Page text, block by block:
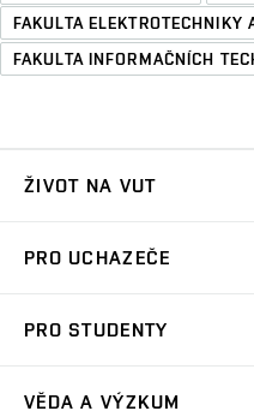
FAKULTA
FAKULTA INFORMAČNÍCH
ŽIVOT NA VUT
Koleje
Sport na VUT
PRO UCHAZEČE
Dny otevřených dveří
PRO STUDENTY
VĚDA A VÝZKUM